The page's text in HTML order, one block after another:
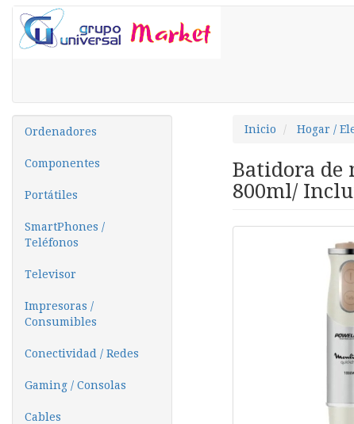
Ordenadores
Componentes
Portátiles
SmartPhones /
Teléfonos
Televisor
Impresoras /
Consumibles
Conectividad / Redes
Gaming / Consolas
Cables
Inicio Hogar /
Batidora de
800ml/